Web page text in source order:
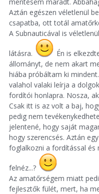
Aztán egészen véletlenül
csapatba, ott totál
A Subnauticával is
látásra.
Én is
állományt, de nem akart
hiába próbáltam ki
valahol valaki leírja a
fordítói honlapra. Nosza,
Csak itt is az volt a baj,
pedig nem
jelentené, hogy saját
hogy szerencsés. Aztán
foglalkozni a fordítással
felnéz...?
Az amatőrségem miatt
fejlesztők fülét, mert, ha